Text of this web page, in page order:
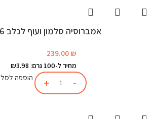
אמברוסיה סלמון ועוף לכלב 6 ק"ג
239.00 ₪
מחיר ל-100 גרם: ₪3.98
הוספה לסל